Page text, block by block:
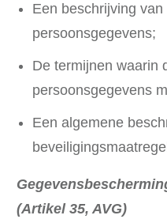
Een beschrijving
persoonsgegevens;
De termijnen waarin
persoonsgegevens
Een algemene
(Artikel 35, AVG)